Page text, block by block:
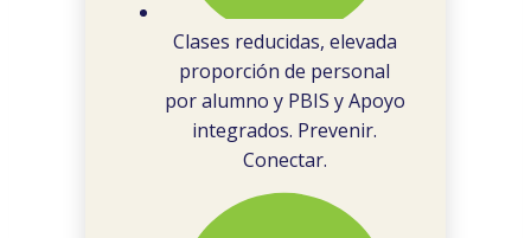
Clases reducidas, elevada
proporción de personal
por alumno y PBIS y Apoyo
integrados. Prevenir.
Conectar.